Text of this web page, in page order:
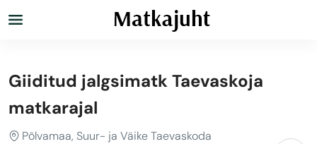
Giiditud jalgsimatk Taevaskoja
matkarajal
Põlvamaa, Suur- ja Väike Taevaskoda